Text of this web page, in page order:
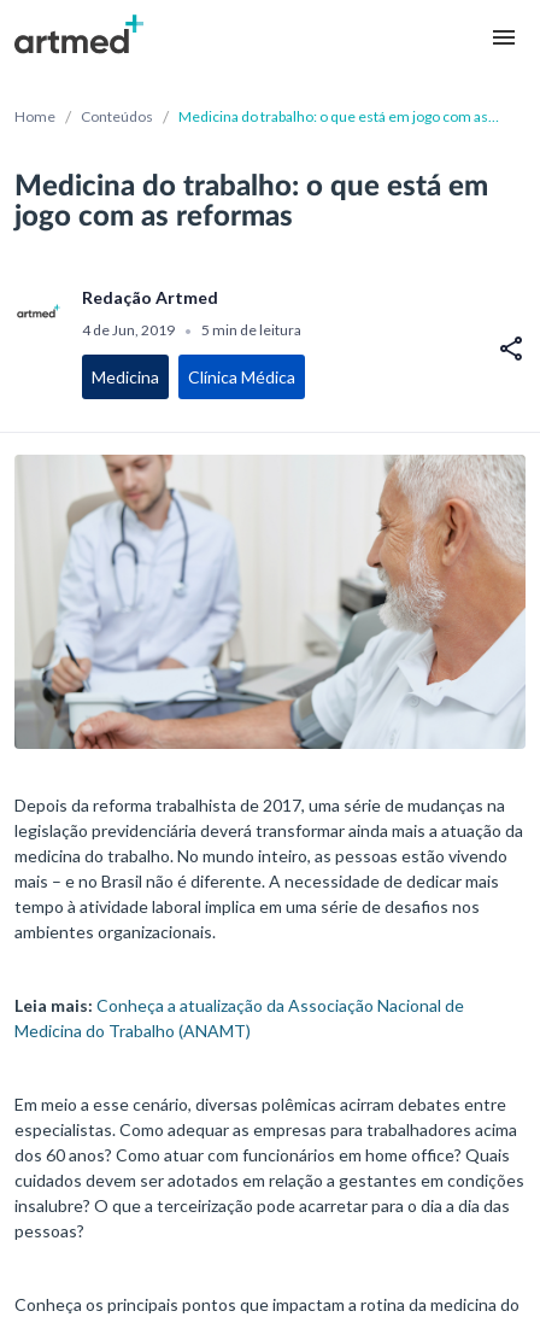
Home / Conteúdos / Medicina do trabalho: o que está em jogo com as
Medicina do trabalho: o que está em
jogo com as reformas
Redação Artmed
4 de Jun, 2019 • 5 min de leitura
Medicina Clínica Médica
Depois da reforma trabalhista de 2017, uma série de mudanças na
legislação previdenciária deverá transformar ainda mais a atuação da
medicina do trabalho. No mundo inteiro, as pessoas estão vivendo
mais – e no Brasil não é diferente. A necessidade de dedicar mais
tempo à atividade laboral implica em uma série de desafios nos
ambientes organizacionais.
Leia mais: Conheça a atualização da Associação Nacional de
Medicina do Trabalho (ANAMT)
Em meio a esse cenário, diversas polêmicas acirram debates entre
especialistas. Como adequar as empresas para trabalhadores acima
dos 60 anos? Como atuar com funcionários em home office? Quais
cuidados devem ser adotados em relação a gestantes em condições
insalubre? O que a terceirização pode acarretar para o dia a dia das
pessoas?
Conheça os principais pontos que impactam a rotina da medicina do